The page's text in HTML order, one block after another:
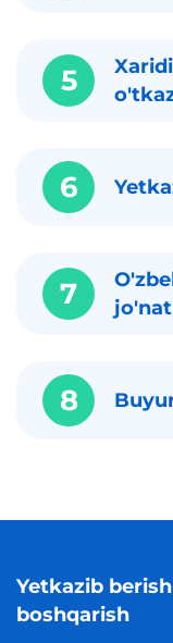
5
6
7
8
Yetkazib
boshqarish